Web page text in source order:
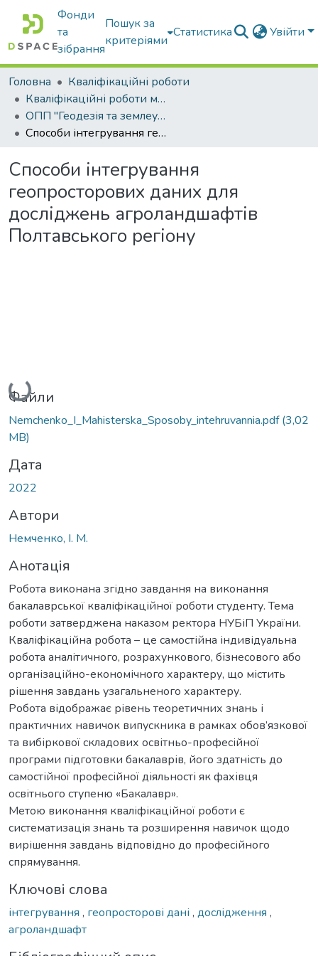
Фонди
та
зібрання
Пошук за
критеріями
Статистика Увійти
Головна
Кваліфікаційні роботи
Кваліфікаційні роботи магістрів
ОПП "Геодезія та землеустрій"
Способи інтегрування геопросторових даних для досліджень агроландшафтів Полтавського регіону
Способи інтегрування
геопросторових даних для
досліджень агроландшафтів
Полтавського регіону
Вантажиться...
Файли
Nemchenko_I_Мahisterska_Sposoby_intehruvannia.pdf(3,02
MB)
Дата
2022
Автори
Немченко, І. М.
Анотація
Робота виконана згідно завдання на виконання
бакалаврської кваліфікаційної роботи студенту. Тема
роботи затверджена наказом ректора НУБіП України.
Кваліфікаційна робота – це самостійна індивідуальна
робота аналітичного, розрахункового, бізнесового або
організаційно-економічного характеру, що містить
рішення завдань узагальненого характеру.
Робота відображає рівень теоретичних знань і
практичних навичок випускника в рамках обов’язкової
та вибіркової складових освітньо-професійної
програми підготовки бакалаврів, його здатність до
самостійної професійної діяльності як фахівця
освітнього ступеню «Бакалавр».
Метою виконання кваліфікаційної роботи є
систематизація знань та розширення навичок щодо
вирішення завдань відповідно до професійного
спрямування.
Ключові слова
інтегрування , геопросторові дані , дослідження ,
агроландшафт